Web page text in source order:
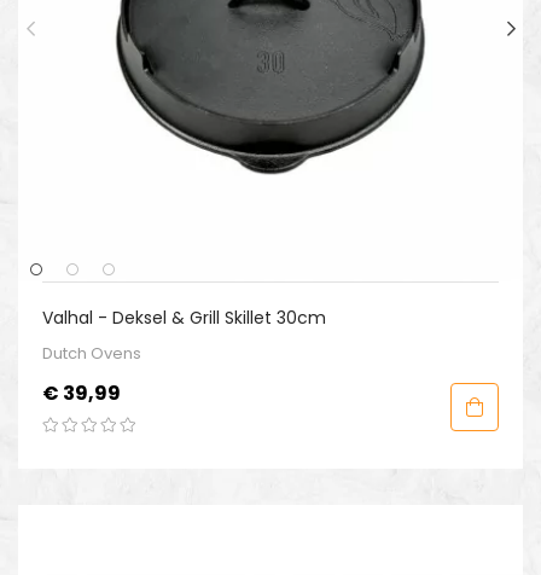
Valhal - Deksel & Grill Skillet 30cm
Dutch Ovens
Prijs
€ 39,99